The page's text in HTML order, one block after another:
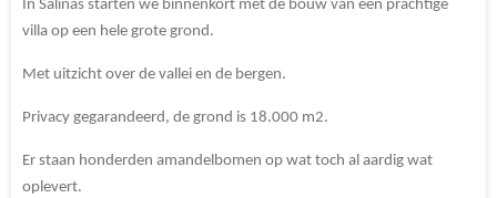
In Salinas starten we binnenkort met de bouw van een prachtige
villa op een hele grote grond.
Met uitzicht over de vallei en de bergen.
Privacy gegarandeerd, de grond is 18.000 m2.
Er staan honderden amandelbomen op wat toch al aardig wat
oplevert.